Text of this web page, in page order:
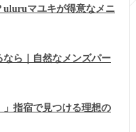
マユキが得意なメニ
ら｜自然なメンズパー
」指宿で見つける理想の